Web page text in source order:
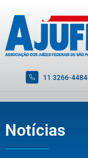
11 3266-4484
Notícias